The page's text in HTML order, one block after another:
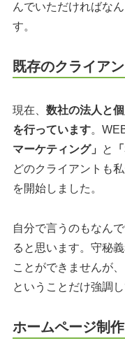
んでいただければな
す。
既存のクライア
現在、数社の法人と
を行っています。
マーケティング」
と
どのクライアントも
を開始しました。
自分で言うのもなん
ると思います。守秘
ことができませんが
ということだけ強調
ホームページ制作